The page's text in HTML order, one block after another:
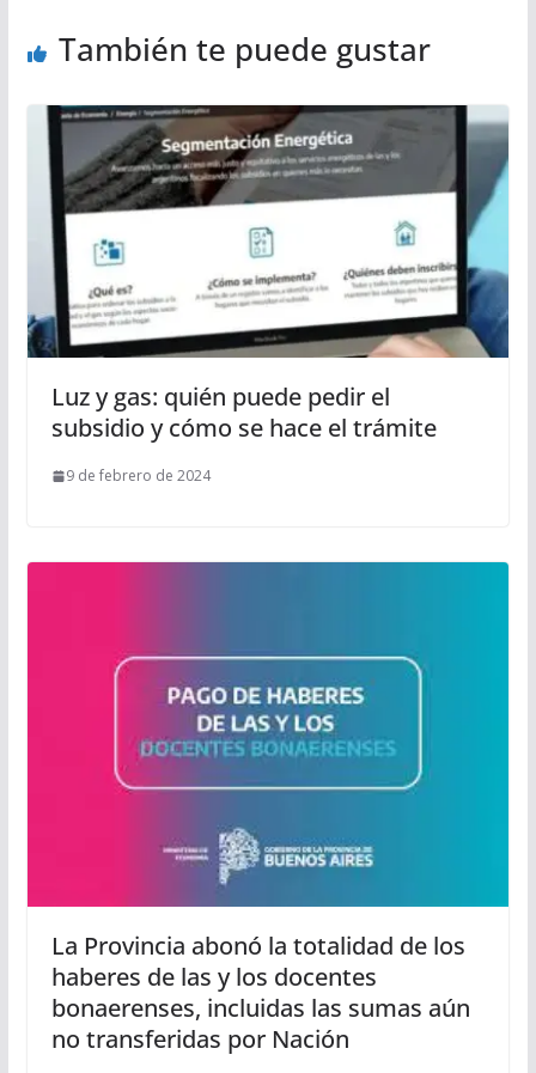
También te puede gustar
Luz y gas: quién puede pedir el
subsidio y cómo se hace el trámite
9 de febrero de 2024
La Provincia abonó la totalidad de los
haberes de las y los docentes
bonaerenses, incluidas las sumas aún
no transferidas por Nación